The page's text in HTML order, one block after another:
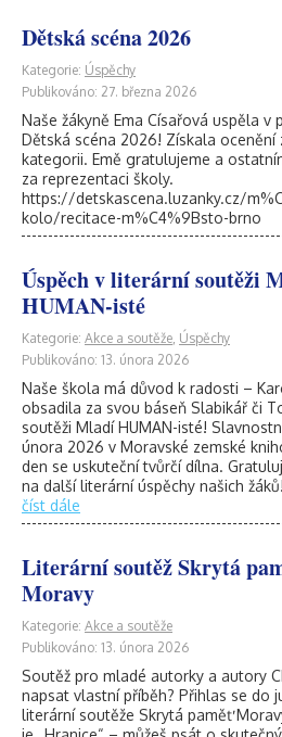
Dětská scéna 2026
Kategorie: Úspěchy
Publikováno: 27. března 2026
Naše žákyně Ema Císařová uspěla v
Dětská scéna 2026! Získala ocenění
kategorii. Emě gratulujeme a
za reprezentaci školy.
https://detskascena.luzanky.cz/
kolo/recitace-m%C4%9Bsto-brno
Úspěch v literární soutěži
HUMAN-isté
Kategorie: Akce a soutěže Úspěchy
Publikováno: 13. února 2026
Naše škola má důvod k radosti –
obsadila za svou báseň Slabikář či
soutěži Mladí HUMAN-isté!
února 2026 v Moravské zemské
den se uskuteční tvůrčí dílna.
na další literární úspěchy našich
číst dále
Literární soutěž Skrytá
Moravy
Kategorie: Akce a soutěže
Publikováno: 13. února 2026
Soutěž pro mladé autorky a autory
napsat vlastní příběh? Přihlas se do
literární soutěže Skrytá paměť